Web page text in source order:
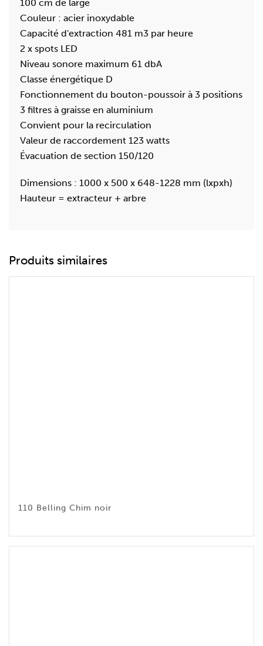
100 cm de large
Couleur : acier inoxydable
Capacité d'extraction 481 m3 par heure
2 x spots LED
Niveau sonore maximum 61 dbA
Classe énergétique D
Fonctionnement du bouton-poussoir à 3 positions
3 filtres à graisse en aluminium
Convient pour la recirculation
Valeur de raccordement 123 watts
Évacuation de section 150/120
Dimensions : 1000 x 500 x 648-1228 mm (lxpxh)
Hauteur = extracteur + arbre
Produits similaires
110 Belling Chim noir